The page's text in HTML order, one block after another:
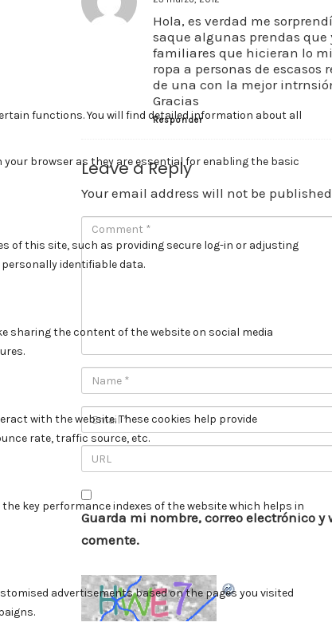
Hola, es verdad me
saque algunas prendas
familiares que hicieran lo
ropa a personas de escasos
de una con la mejor
Gracias
Responder
Leave a Reply
Your email address will not be
Guarda mi nombre, correo electrónico
comente.